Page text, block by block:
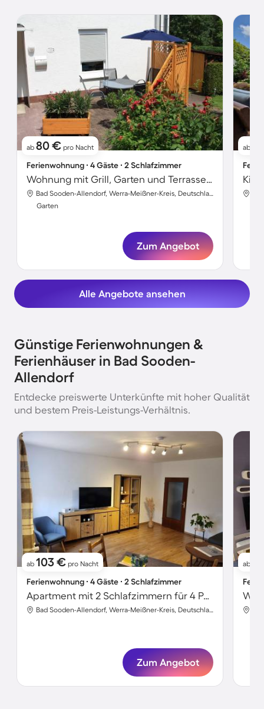
ab 80 € pro Nacht
Ferienwohnung ∙ 4 Gäste ∙ 2 Schlafzimmer
Wohnung mit Grill, Garten und Terrasse | Naturblick
Bad Sooden-Allendorf, Werra-Meißner-Kreis, Deutschland
Garten
Zum Angebot
ab
Alle Angebote ansehen
Günstige Ferienwohnungen &
Ferienhäuser in Bad Sooden-
Allendorf
Entdecke preiswerte Unterkünfte mit hoher Qualität
und bestem Preis-Leistungs-Verhältnis.
ab 103 € pro Nacht
Ferienwohnung ∙ 4 Gäste ∙ 2 Schlafzimmer
Apartment mit 2 Schlafzimmern für 4 Personen
Bad Sooden-Allendorf, Werra-Meißner-Kreis, Deutschland
Zum Angebot
ab